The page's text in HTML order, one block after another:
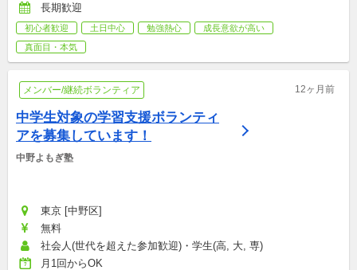
長期歓迎
初心者歓迎 土日中心 勉強熱心
成長意欲が高い
真面目・本気
メンバー/継続ボランティア 12ヶ月前
中学生対象の学習支援ボランティ
アを募集しています！
中野よもぎ塾
東京 [中野区]
無料
社会人(世代を超えた参加歓迎)・学生(高, 大, 専)
月1回からOK